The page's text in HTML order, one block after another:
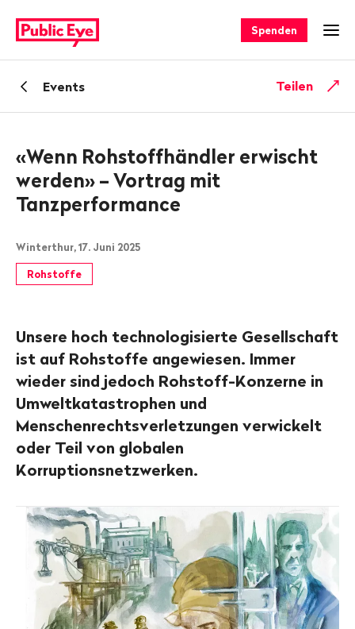
auf
publiceye.ch
Spenden
ZurückEvents Teilen
«Wenn Rohstoffhändler erwischt
werden» – Vortrag mit
Tanzperformance
Winterthur, 17. Juni 2025
Rohstoffe
Unsere hoch technologisierte Gesellschaft
ist auf Rohstoffe angewiesen. Immer
wieder sind jedoch Rohstoff-Konzerne in
Umweltkatastrophen und
Menschenrechtsverletzungen verwickelt
oder Teil von globalen
Korruptionsnetzwerken.